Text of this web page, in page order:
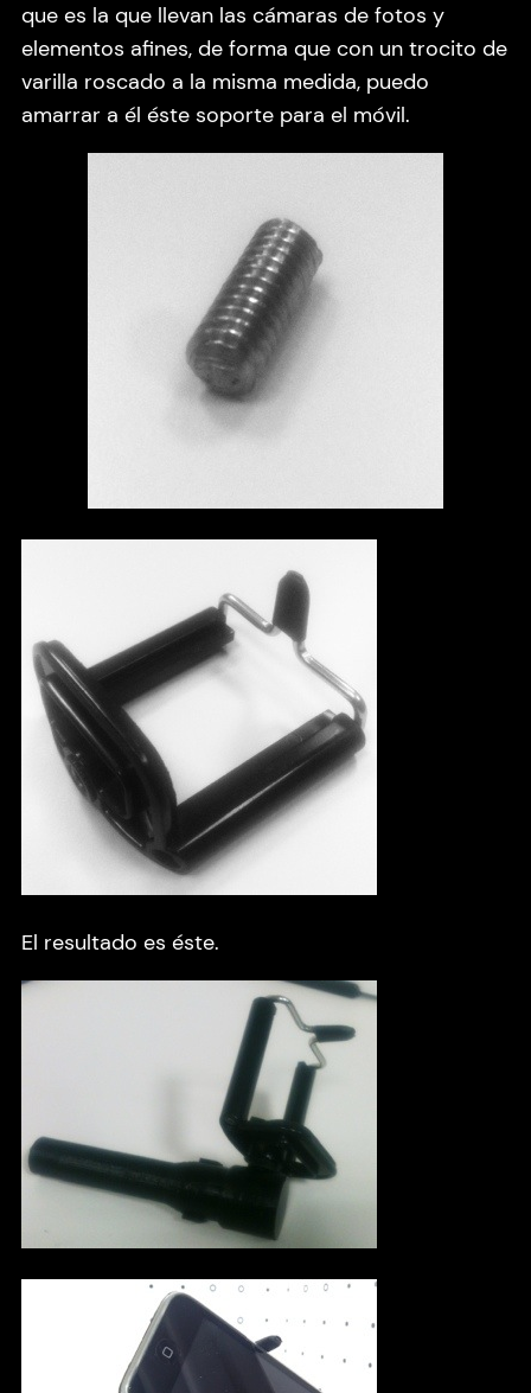
que es la que llevan las cámaras de fotos y
elementos afines, de forma que con un trocito de
varilla roscado a la misma medida, puedo
amarrar a él éste soporte para el móvil.
El resultado es éste.